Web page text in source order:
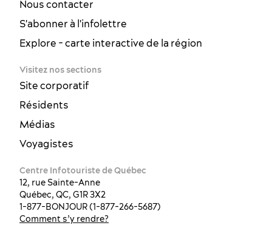
Nous contacter
S'abonner à l'infolettre
Explore - carte interactive de la région
Visitez nos sections
Site corporatif
Résidents
Médias
Voyagistes
Centre Infotouriste de Québec
12, rue Sainte-Anne
Québec, QC, G1R 3X2
1-877-BONJOUR (1-877-266-5687)
Comment s’y rendre?